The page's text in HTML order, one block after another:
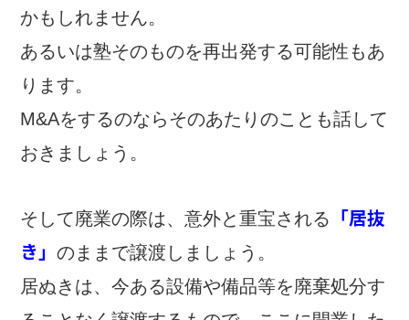
かもしれません。
あるいは塾そのものを再出発する可能性もあ
ります。
M&Aをするのならそのあたりのことも話して
おきましょう。
そして廃業の際は、意外と重宝される
「居抜
き」のままで譲渡しましょう。
居ぬきは、今ある設備や備品等を廃棄処分す